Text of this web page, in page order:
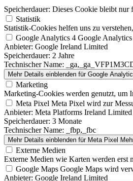
Speicherdauer: Dieses Cookie bleibt nur
Statistik
Statistik-Cookies helfen uns zu
Google Analytics 4 Google Analytics
Anbieter: Google Ireland Limited
Speicherdauer: 2 Jahre
Technischer Name:
Mehr Details einblenden für Google
Marketing
Marketing-Cookies werden genutzt, um
Meta Pixel Meta Pixel wird zur
Anbieter: Meta Platforms Ireland Limited
Speicherdauer: 3 Monate
Technischer Name: _fbp,_fbc
Mehr Details einblenden für Meta Pixel
Externe Medien
Externe Medien wie Karten werden erst
Google Maps Google Maps wird
Anbieter: Google Ireland Limited